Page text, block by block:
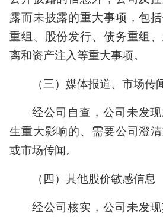
露而未披露的重大事项，包
重组、股份发行、债务重组
离和资产注入等重大事项。
（三）媒体报道、市场传
经公司自查，公司未发
生重大影响的、需要公司澄
或市场传闻。
（四）其他股价敏感信息
经公司核实，公司未发